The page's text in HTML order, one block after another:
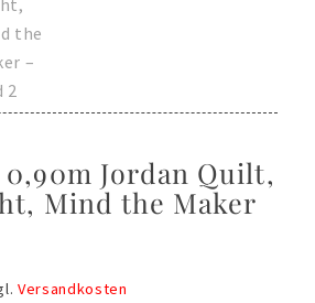
Jordan Quilt,
Mind the Maker
Versandkosten